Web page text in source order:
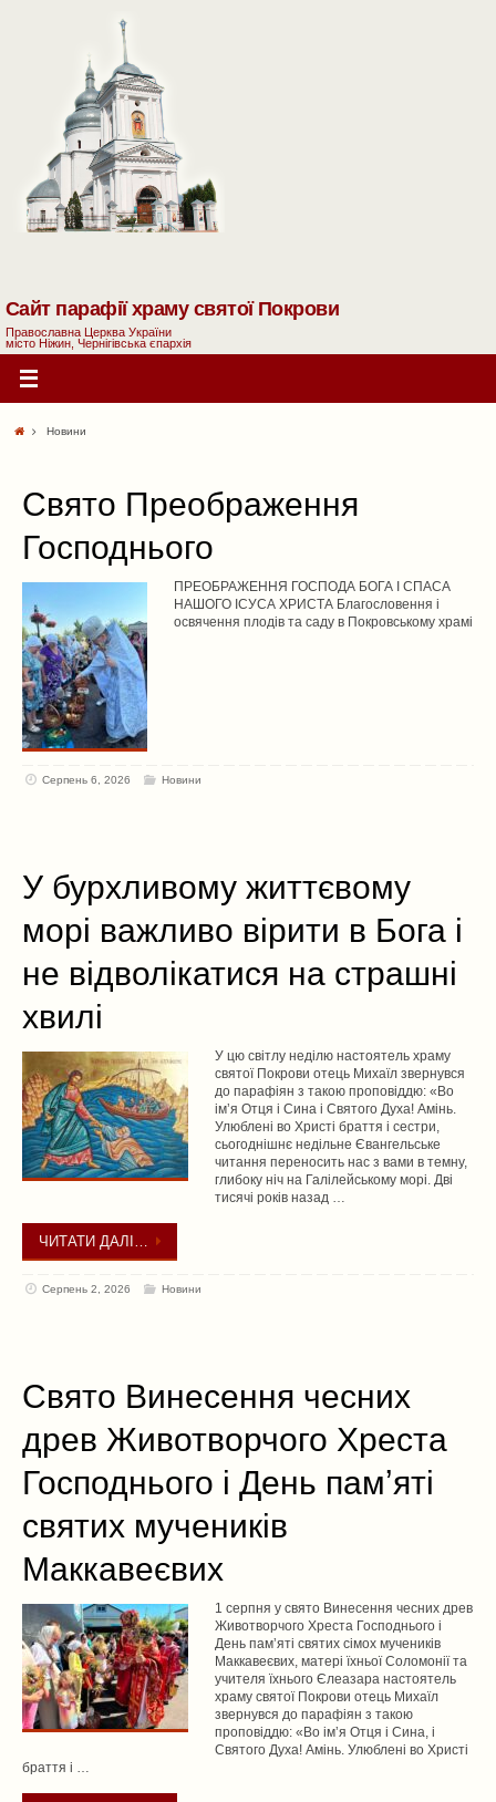
Сайт парафії храму святої Покрови
Православна Церква України
місто Ніжин, Чернігівська єпархія
Новини
Свято Преображення
Господнього
ПРЕОБРАЖЕННЯ ГОСПОДА БОГА І СПАСА
НАШОГО ІСУСА ХРИСТА Благословення і
освячення плодів та саду в Покровському храмі
Серпень 6, 2026 Новини
У бурхливому життєвому
морі важливо вірити в Бога і
не відволікатися на страшні
хвилі
У цю світлу неділю настоятель храму
святої Покрови отець Михаїл звернувся
до парафіян з такою проповіддю: «Во
імʼя Отця і Сина і Святого Духа! Амінь.
Улюблені во Христі браття і сестри,
сьогоднішнє недільне Євангельське
читання переносить нас з вами в темну,
глибоку ніч на Галілейському морі. Дві
тисячі років назад …
ЧИТАТИ ДАЛІ…
Серпень 2, 2026 Новини
Свято Винесення чесних
древ Животворчого Хреста
Господнього і День памʼяті
святих мучеників
Маккавеєвих
1 серпня у свято Винесення чесних древ
Животворчого Хреста Господнього і
День памʼяті святих сімох мучеників
Маккавеєвих, матері їхньої Соломонії та
учителя їхнього Єлеазара настоятель
храму святої Покрови отець Михаїл
звернувся до парафіян з такою
проповіддю: «Во імʼя Отця і Сина, і
Святого Духа! Амінь. Улюблені во Христі
браття і …